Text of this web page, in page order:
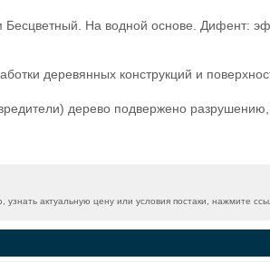
На водной основе. Дифент:
деревянных конструкций и
дерево подвержено
актуальную цену или условия постаки, нажмите